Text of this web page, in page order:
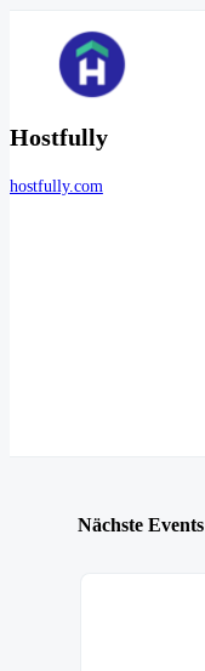
Hostfully
hostfully.com
Nächste Events